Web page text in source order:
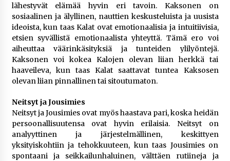
lähestyvät elämää hyvin eri tavoin. Kaksonen on
sosiaalinen ja älyllinen, nauttien keskusteluista ja uusista
ideoista, kun taas Kalat ovat emotionaalisia ja intuitiivisia,
etsien syvällistä emotionaalista yhteyttä. Tämä ero voi
aiheuttaa väärinkäsityksiä ja tunteiden ylilyöntejä.
Kaksonen voi kokea Kalojen olevan liian herkkä tai
haaveileva, kun taas Kalat saattavat tuntea Kaksosen
olevan liian pinnallinen tai sitoutumaton.
Neitsyt ja Jousimies
Neitsyt ja Jousimies ovat myös haastava pari, koska heidän
persoonallisuutensa ovat hyvin erilaisia. Neitsyt on
analyyttinen ja järjestelmällinen, keskittyen
yksityiskohtiin ja tehokkuuteen, kun taas Jousimies on
spontaani ja seikkailunhaluinen, välttäen rutiineja ja